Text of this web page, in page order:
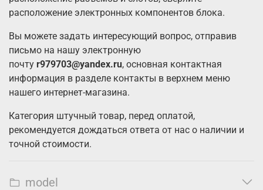
расположение электронных компонентов блока.
Вы можете задать интересующий вопрос, отправив
письмо на нашу электронную
почту r979703@yandex.ru, основная контактная
информация в разделе контакты в верхнем меню
нашего интернет-магазина.
Категория штучный товар, перед оплатой,
рекомендуется дождаться ответа от нас о наличии и
точной стоимости.
model